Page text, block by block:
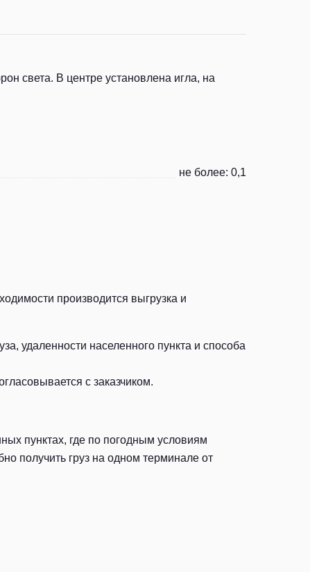
света. В центре установлена игла, на
не более: 0,1
производится выгрузка и
удаленности населенного пункта и способа
с заказчиком.
пунктах, где по погодным условиям
получить груз на одном терминале от